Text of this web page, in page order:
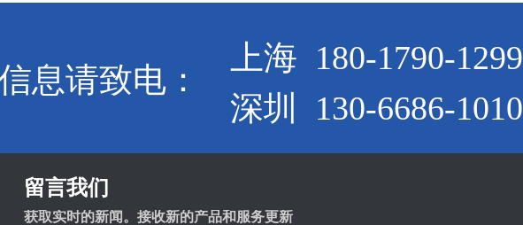
息请致电：
上海 180-1790-1299
深圳 130-6686-1010
留言我们
获取实时的新闻。接收新的产品和服务更新